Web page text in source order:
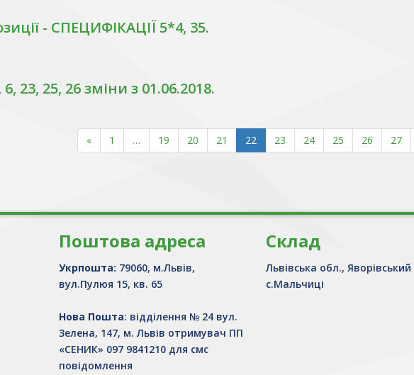
- СПЕЦИФІКАЦІЇ 5*4, 35.
23, 25, 26 зміни з 01.06.2018.
« 1 … 19 20 21 22 23 24 25 26 27
Поштова адреса
Укрпошта: 79060, м.Львів,
вул.Пулюя 15, кв. 65
Нова Пошта: відділення № 24 вул.
Зелена, 147, м. Львів отримувач ПП
«СЕНИК» 097 9841210 для смс
повідомлення
Склад
Львівська обл.,
с.Мальчиці